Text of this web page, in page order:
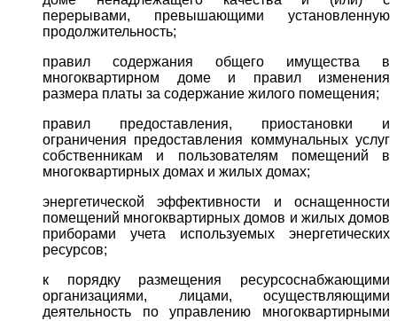
перерывами, превышающими установленную
продолжительность;
правил содержания общего имущества в
многоквартирном доме и правил изменения
размера платы за содержание жилого помещения;
правил предоставления, приостановки и
ограничения предоставления коммунальных услуг
собственникам и пользователям помещений в
многоквартирных домах и жилых домах;
энергетической эффективности и оснащенности
помещений многоквартирных домов и жилых домов
приборами учета используемых энергетических
ресурсов;
к порядку размещения ресурсоснабжающими
организациями, лицами, осуществляющими
деятельность по управлению многоквартирными